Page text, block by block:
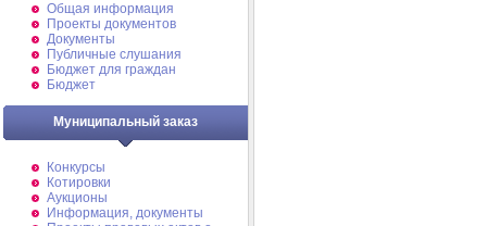
Общая информация
Проекты документов
Документы
Публичные слушания
Бюджет для граждан
Бюджет
Муниципальный заказ
Конкурсы
Котировки
Аукционы
Информация, документы